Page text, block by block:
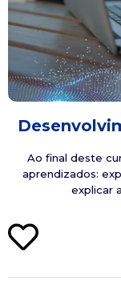
Ao final deste
aprendizados:
explicar